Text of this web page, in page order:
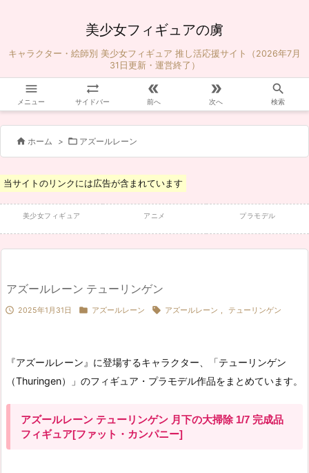
美少女フィギュアの虜
キャラクター・絵師別 美少女フィギュア 推し活応援サイト（2026年7月
31日更新・運営終了）

メニュー

サイドバー

前へ

次へ

検索
 ホーム >  アズールレーン
当サイトのリンクには広告が含まれています
美少女フィギュア アニメ プラモデル
アズールレーン テューリンゲン
 2025年1月31日  アズールレーン  アズールレーン , テューリンゲン
『アズールレーン』に登場するキャラクター、「テューリンゲン
（Thuringen）」のフィギュア・プラモデル作品をまとめています。
アズールレーン テューリンゲン 月下の大掃除 1/7 完成品
フィギュア[ファット・カンパニー]